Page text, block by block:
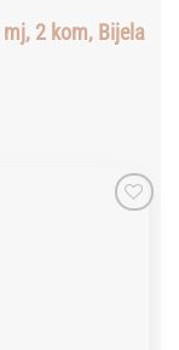
2 kom, Bijela